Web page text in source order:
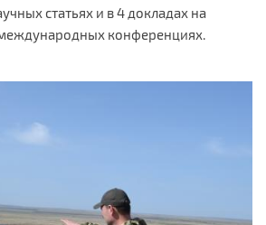
статьях и в 4 докладах на
конференциях.